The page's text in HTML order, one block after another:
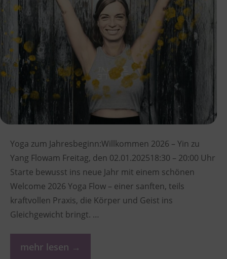
Yoga zum Jahresbeginn:Willkommen 2026 – Yin zu
Yang Flowam Freitag, den 02.01.202518:30 – 20:00 Uhr
Starte bewusst ins neue Jahr mit einem schönen
Welcome 2026 Yoga Flow – einer sanften, teils
kraftvollen Praxis, die Körper und Geist ins
Gleichgewicht bringt. …
mehr lesen →